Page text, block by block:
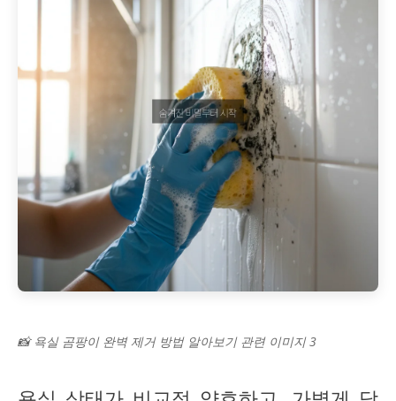
📸 욕실 곰팡이 완벽 제거 방법 알아보기 관련 이미지 3